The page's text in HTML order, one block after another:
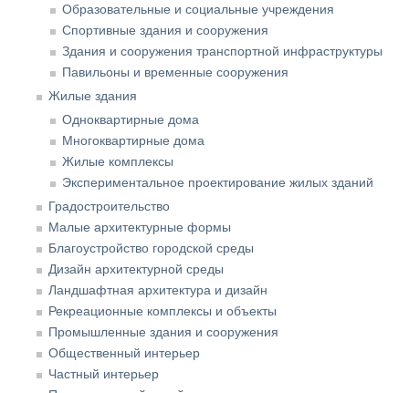
Образовательные и социальные учреждения
Спортивные здания и сооружения
Здания и сооружения транспортной инфраструктуры
Павильоны и временные сооружения
Жилые здания
Одноквартирные дома
Многоквартирные дома
Жилые комплексы
Экспериментальное проектирование жилых зданий
Градостроительство
Малые архитектурные формы
Благоустройство городской среды
Дизайн архитектурной среды
Ландшафтная архитектура и дизайн
Рекреационные комплексы и объекты
Промышленные здания и сооружения
Общественный интерьер
Частный интерьер